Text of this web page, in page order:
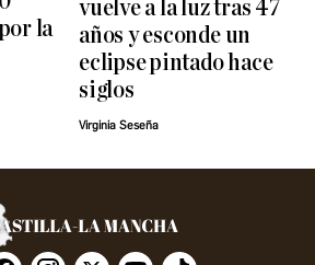
la
vuelve a la luz tras 47
años y esconde un
eclipse pintado hace
siglos
Virginia Seseña